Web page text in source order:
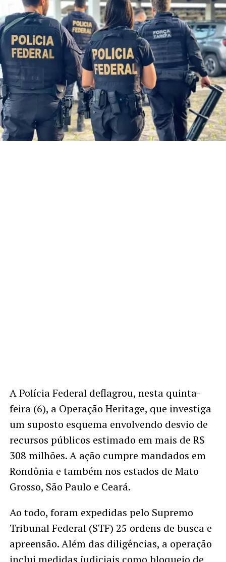
A Polícia Federal deflagrou, nesta quinta-
feira (6), a Operação Heritage, que investiga
um suposto esquema envolvendo desvio de
recursos públicos estimado em mais de R$
308 milhões. A ação cumpre mandados em
Rondônia e também nos estados de Mato
Grosso, São Paulo e Ceará.
Ao todo, foram expedidas pelo Supremo
Tribunal Federal (STF) 25 ordens de busca e
apreensão. Além das diligências, a operação
inclui medidas judiciais como bloqueio de